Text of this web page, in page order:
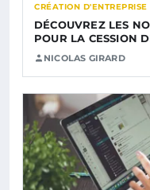
CRÉATION D'ENTREPRISE
DÉCOUVREZ LES
POUR LA CESSION
NICOLAS GIRARD